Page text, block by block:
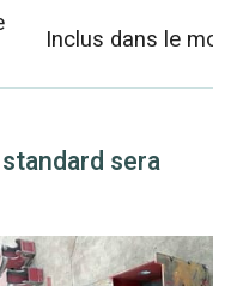
Inclus dans le
sera